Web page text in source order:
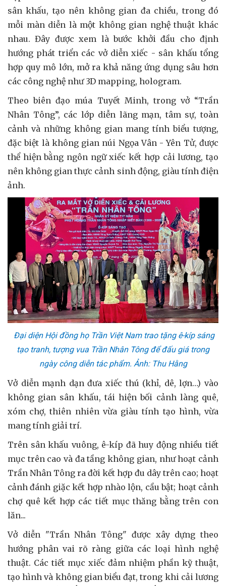
sân khấu, tạo nên không gian đa chiều, trong đó
mỗi màn diễn là một không gian nghệ thuật khác
nhau. Đây được xem là bước khởi đầu cho định
hướng phát triển các vở diễn xiếc - sân khấu tổng
hợp quy mô lớn, mở ra khả năng ứng dụng sâu hơn
các công nghệ như 3D mapping, hologram.
Theo biên đạo múa Tuyết Minh, trong vở “Trần
Nhân Tông”, các lớp diễn lãng mạn, tâm sự, toàn
cảnh và những không gian mang tính biểu tượng,
đặc biệt là không gian núi Ngọa Vân - Yên Tử, được
thể hiện bằng ngôn ngữ xiếc kết hợp cải lương, tạo
nên không gian thực cảnh sinh động, giàu tính điện
ảnh.
Đại diện Hội đồng họ Trần Việt Nam trao tặng ê-kíp sáng
tạo tranh, tượng vua Trần Nhân Tông để đấu giá trong
ngày công diễn tác phẩm. Ảnh: Thu Hằng
Vở diễn mạnh dạn đưa xiếc thú (khỉ, dê, lợn…) vào
không gian sân khấu, tái hiện bối cảnh làng quê,
xóm chợ, thiên nhiên vừa giàu tính tạo hình, vừa
mang tính giải trí.
Trên sân khấu vuông, ê-kíp đã huy động nhiều tiết
mục trên cao và đa tầng không gian, như hoạt cảnh
Trần Nhân Tông ra đời kết hợp đu dây trên cao; hoạt
cảnh đánh giặc kết hợp nhào lộn, cầu bật; hoạt cảnh
chợ quê kết hợp các tiết mục thăng bằng trên con
lăn...
Vở diễn "Trần Nhân Tông" được xây dựng theo
hướng phân vai rõ ràng giữa các loại hình nghệ
thuật. Các tiết mục xiếc đảm nhiệm phần kỹ thuật,
tạo hình và không gian biểu đạt, trong khi cải lương